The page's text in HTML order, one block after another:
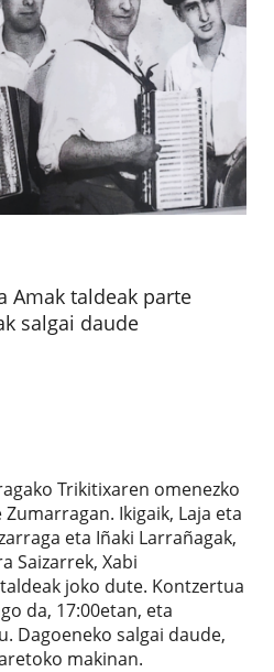
Amak taldeak parte
salgai daude
Trikitixaren omenezko
Ikigaik, Laja eta
eta Iñaki Larrañagak,
Saizarrek, Xabi
joko dute. Kontzertua
da, 17:00etan, eta
Dagoeneko salgai daude,
makinan.